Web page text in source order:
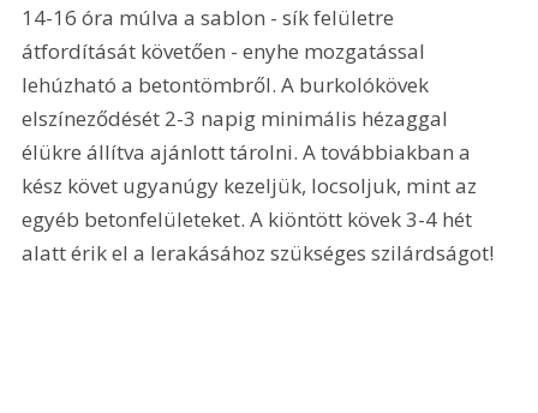
14-16 óra múlva a sablon - sík felületre
átfordítását követően - enyhe mozgatással
lehúzható a betontömbről. A burkolókövek
elszíneződését 2-3 napig minimális hézaggal
élükre állítva ajánlott tárolni. A továbbiakban a
kész követ ugyanúgy kezeljük, locsoljuk, mint az
egyéb betonfelületeket. A kiöntött kövek 3-4 hét
alatt érik el a lerakásához szükséges szilárdságot!